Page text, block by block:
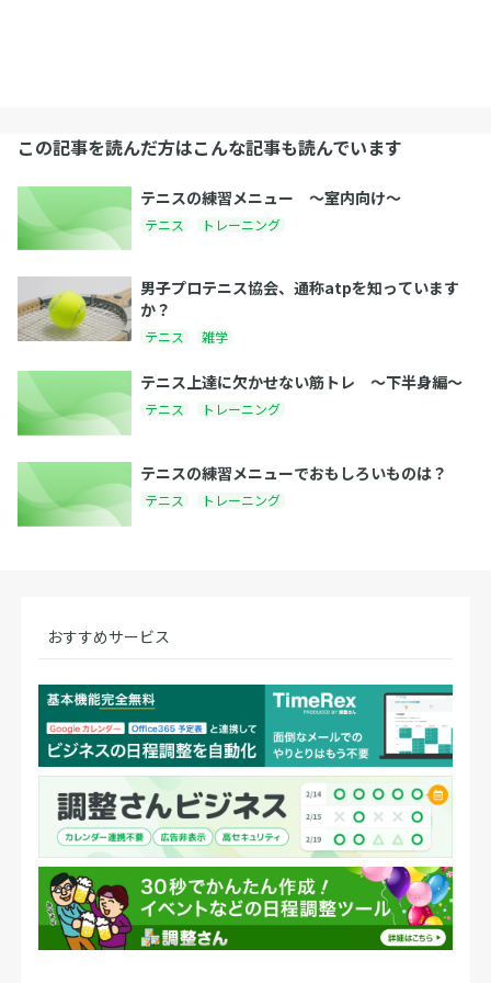
この記事を読んだ方はこんな記事も読んでいます
テニスの練習メニュー 〜室内向け〜
テニス トレーニング
男子プロテニス協会、通称atpを知っています
か？
テニス 雑学
テニス上達に欠かせない筋トレ 〜下半身編〜
テニス トレーニング
テニスの練習メニューでおもしろいものは？
テニス トレーニング
おすすめサービス